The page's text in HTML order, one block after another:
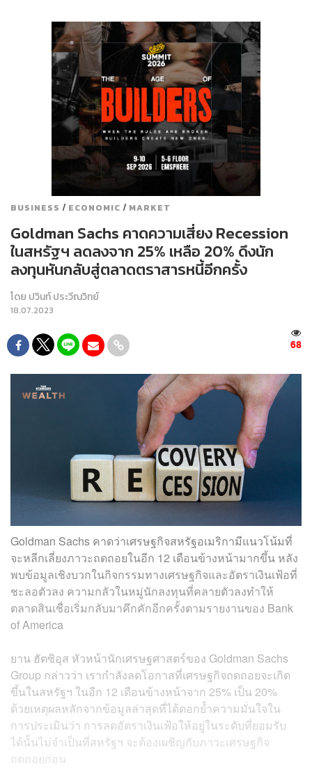
BUSINESS / ECONOMIC / MARKET
Goldman Sachs คาดความเสี่ยง Recession
ในสหรัฐฯ ลดลงจาก 25% เหลือ 20% ดึงนัก
ลงทุนหันกลับสู่ตลาดตราสารหนี้อีกครั้ง
โดย ปวินท์ ประวีณวิทย์
18.07.2023
68
Goldman Sachs คาดว่าเศรษฐกิจสหรัฐอเมริกามีแนวโน้มที่
จะหลีกเลี่ยงภาวะถดถอยในอีก 12 เดือนข้างหน้ามากขึ้น หลัง
พบข้อมูลเชิงบวกในกิจกรรมทางเศรษฐกิจและอัตราเงินเฟ้อที่
ชะลอตัวลง ความกลัวในหมู่นักลงทุนที่คลายตัวลงทำให้
ตลาดสินเชื่อเริ่มกลับมาคึกคักอีกครั้งตามรายงานของ Bank
of America
ยาน ฮัตซิอุส หัวหน้านักเศรษฐศาสตร์ของ Goldman Sachs
Group กล่าวว่า เรากำลังลดโอกาสที่เศรษฐกิจถดถอยจะเกิด
ขึ้นในสหรัฐฯ ในอีก 12 เดือนข้างหน้าจาก 25% เป็น 20%
ด้วยเหตุผลหลักจากข้อมูลล่าสุดที่ได้ตอกย้ำความมั่นใจใน
การประเมินว่า การลดอัตราเงินเฟ้อให้อยู่ในระดับที่ยอมรับ
ได้นั้นไม่จำเป็นที่สหรัฐฯ จะต้องเผชิญกับภาวะเศรษฐกิจ
ถดถอยก่อน